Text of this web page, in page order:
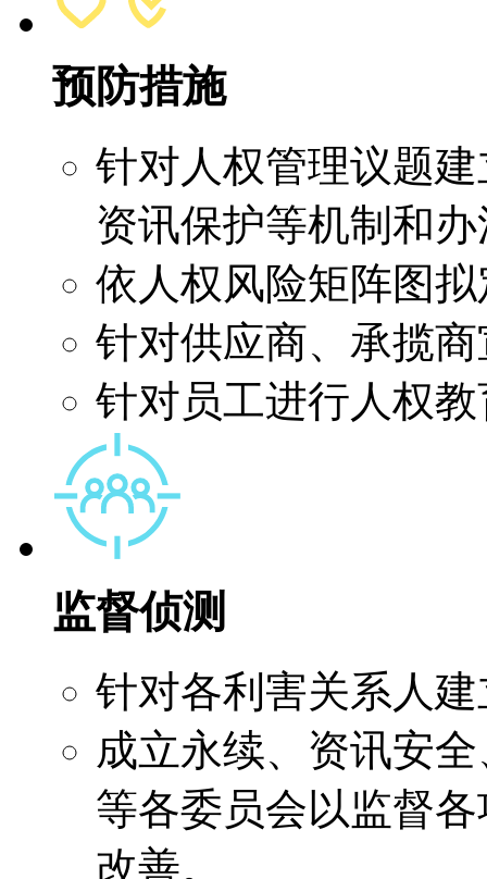
预防措施
针对人权管理议题
资讯保护等机制和
依人权风险矩阵图
针对供应商、承揽
针对员工进行人权
监督侦测
针对各利害关系人
成立永续、资讯安
等各委员会以监督
改善。